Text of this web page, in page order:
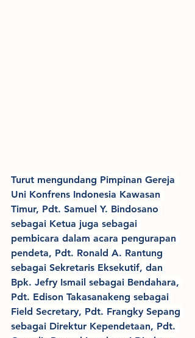
Turut mengundang Pimpinan Gereja
Uni Konfrens Indonesia Kawasan
Timur, Pdt. Samuel Y. Bindosano
sebagai Ketua juga sebagai
pembicara dalam acara pengurapan
pendeta, Pdt. Ronald A. Rantung
sebagai Sekretaris Eksekutif, dan
Bpk. Jefry Ismail sebagai Bendahara,
Pdt. Edison Takasanakeng sebagai
Field Secretary, Pdt. Frangky Sepang
sebagai Direktur Kependetaan, Pdt.